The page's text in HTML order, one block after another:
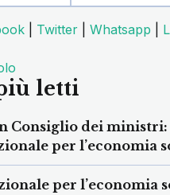
Twitter Whatsapp
letti
Consiglio dei ministri:
per l’economia
per l’economia